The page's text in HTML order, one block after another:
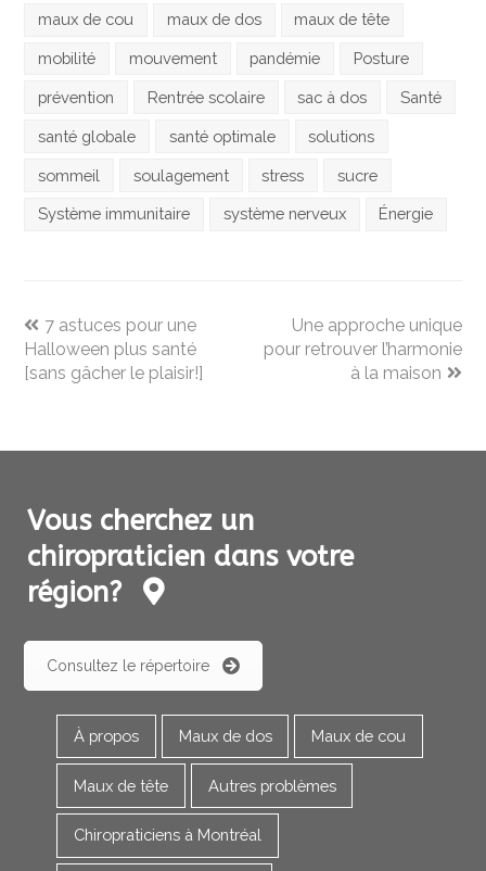
maux de cou maux de dos maux de tête
mobilité mouvement pandémie Posture
prévention Rentrée scolaire sac à dos Santé
santé globale santé optimale solutions
sommeil soulagement stress sucre
Système immunitaire système nerveux Énergie
previous
post:
7 astuces pour une
Halloween plus santé
[sans gâcher le plaisir!]
next
post:
Une approche unique
pour retrouver l’harmonie
à la maison
Vous cherchez un
chiropraticien dans votre
région?
Consultez le répertoire
À propos Maux de dos Maux de cou
Maux de tête Autres problèmes
Chiropraticiens à Montréal